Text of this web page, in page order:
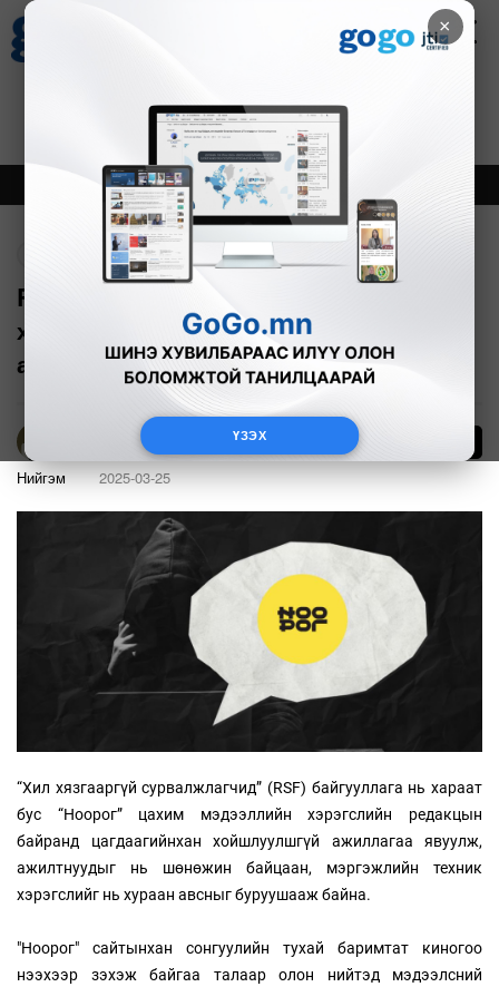
×
ҮЗЭХ
Зурхай
8.09
Онцлох Шинэ
RSF: Хараат бус мэдээллийн
хэрэгслийн эсрэг цагдаагийн
ажиллагааг дур зоргоор явуулжээ
Б.Эрдэнэчимэг
Нийгэм 2025-03-25
“Хил хязгааргүй сурвалжлагчид” (RSF) байгууллага нь хараат
бус “Ноорог” цахим мэдээллийн хэрэгслийн редакцын
байранд цагдаагийнхан хойшлуулшгүй ажиллагаа явуулж,
ажилтнуудыг нь шөнөжин байцаан, мэргэжлийн техник
хэрэгслийг нь хураан авсныг буруушааж байна.
"Ноорог" сайтынхан сонгуулийн тухай баримтат киногоо
нээхээр зэхэж байгаа талаар олон нийтэд мэдээлсний